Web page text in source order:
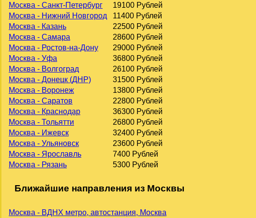
Москва - Санкт-Петербург
19100 Рублей
Москва - Нижний Новгород
11400 Рублей
Москва - Казань
22500 Рублей
Москва - Самара
28600 Рублей
Москва - Ростов-на-Дону
29000 Рублей
Москва - Уфа
36800 Рублей
Москва - Волгоград
26100 Рублей
Москва - Донецк (ДНР)
31500 Рублей
Москва - Воронеж
13800 Рублей
Москва - Саратов
22800 Рублей
Москва - Краснодар
36300 Рублей
Москва - Тольятти
26800 Рублей
Москва - Ижевск
32400 Рублей
Москва - Ульяновск
23600 Рублей
Москва - Ярославль
7400 Рублей
Москва - Рязань
5300 Рублей
Ближайшие направления из Москвы
Москва - ВДНХ метро, автостанция, Москва